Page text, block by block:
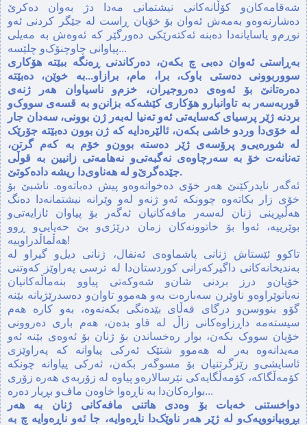
شه‌قامه‌کان‌و کۆڵانه‌کانی نیشتمانی مه‌دا دژ به‌وان ده‌کرێ
ده‌شارنه‌وه‌و به‌مه‌ش ئه‌وان بۆ خۆیان ڕاست له‌ جێگر کردنی ئه‌و
نوڕم‌و یاسایانه‌دا ده‌بنه‌ ئه‌کته‌رێکی ده‌ورگێر که‌ ئه‌وه‌ش‌ به‌ مه‌یلی
پیاوانی چاوچنۆک‌و چلێسه‌...
به‌ڕاستی ئه‌وان ده‌بی چ بکه‌ن، ده‌رکاندنی ڕه‌نگه‌ ببێته‌ هۆکاری
سووربوونی ده‌ستی باوک‌، برا، مام، برازاو...به‌ خوێن، ده‌بێته‌
ده‌ره‌تانێ بۆ ئه‌وه‌ی ده‌روجیران، خزم‌و ناسیاوان هه‌ر ژنه‌ی
قوربه‌سه‌ر به‌ تاوانبارو هۆکاری کێشه‌که‌ بزانن‌و به‌ قسه‌ی سووک‌و
بردنه‌ ژێر پرسیای که‌سایه‌تی ئه‌و ته‌نیا له‌به‌ر ژن بوونی، سه‌دان جار
له‌ خۆی‌دا وردو خاشی بکه‌ن، ئالێره‌دایه‌ که‌ ژن بوون ده‌بێته‌ جۆرێک
له‌ شوره‌یی‌و پرۆسه‌ی ژێر ده‌سته‌ بوون‌و خۆم به‌ که‌م گرتن‌،
ته‌نانه‌ت خۆ به‌ سه‌رچاوه‌ی نه‌گبه‌تی‌و نه‌هامه‌تی زانیین به‌ قوڵی
جێده‌گرێ‌و له‌ هه‌ناوی‌دا ریشه‌ داده‌کوتێ‌.
ئه‌گه‌ر نایدرکێنێ هه‌ر خۆی ده‌خواته‌وه‌و پیش ده‌باته‌وه‌. ناشبێ بۆ
خۆی زار بکاته‌وه‌ چوونکه‌ ئه‌و ژنه‌‌و له‌و وێرانه‌ نیشتمانه‌دا ده‌نگ
هه‌ڵبڕینی ژنان له‌سه‌ر مافه‌کانیان ئه‌گه‌ر بۆ پیاوان ئازایه‌تی‌و
بوێرییه‌، ئه‌وا بۆ خاتوونه‌کان زمان درێژی‌و بێ حه‌یایی‌و ڕوو
هه‌ڵماڵدراوییه‌‌!
تاکوو ئێستاش ژنانی پاشماوه‌ی ئه‌نفال، ژنانی دیل‌و گیراو له‌
به‌ندیخانه‌کانی داگیرکه‌رانی کوردستان‌دا له‌ ترسی په‌راوێز که‌وتنی
خۆیان‌و درز بردنی شان‌و شه‌وکه‌تی پیاوو بنه‌ماڵه‌کانیان
نه‌یانوێراوه‌و ناوێرن سه‌باره‌ت به‌و هه‌موو تاوان‌و ده‌سدرێژیانه‌ بێنه‌
گۆ‌و بنووسن‌و درگای قه‌ڵای بێده‌نگی بکه‌نه‌وه‌، به‌و کاره‌ هه‌م
سیسته‌مه‌ داڕزاوه‌کانی زاڵ له‌ قاو بده‌ن، هه‌م باری ده‌روونی
خۆیان سووک بکه‌ن، بوار ره‌خساندن بۆ ژنان بۆ ئه‌وه‌ی بێنه‌ ئه‌و
مه‌یدانه‌وه‌ به‌ر له‌ هه‌موو شتێک ئه‌رکی پیاوانه‌ که‌ په‌راوێزی
ئاسایشی‌و رێزگرتنیان بۆ مسوگه‌ر بکه‌ن، ئه‌رکی پیاوانه‌ چونکه‌
کۆمه‌ڵگاکه،‌ کۆمه‌ڵگایه‌کی نێرسالاره‌‌و پیاوه‌ له‌ زۆربه‌ی هه‌ره‌ زۆری
بواره‌کان‌دا به‌ ناڕه‌وا خاوه‌ن ماف‌و بڕیار ده‌ره‌...
دواخستنی خه‌بات بۆ وه‌دی هاتنی مافه‌کانی ژنان به‌ هه‌ر
بڕوبیانوویه‌ک‌و له‌ ژێر هه‌ر ناوێک‌دا ناڕه‌وایه‌، جا ئه‌و ناڕه‌وایه‌ چ به‌